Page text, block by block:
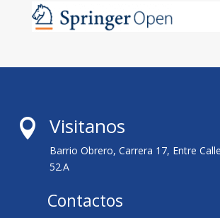
 Visitanos
Barrio Obrero, Carrera 17, Entre
52.A
Contactos